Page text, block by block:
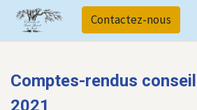
Contactez-nous
Comptes-rendus
2021